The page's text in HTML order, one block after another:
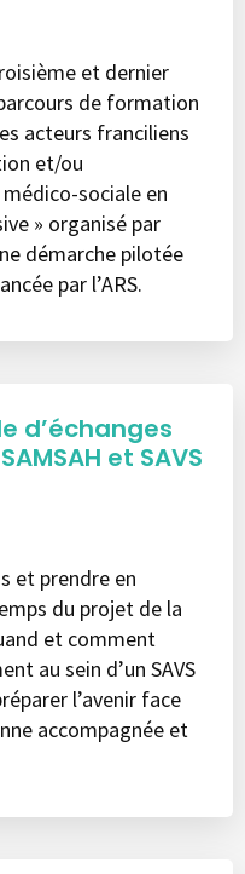
et dernier
de formation
acteurs franciliens
et/ou
sociale en
» organisé par
démarche pilotée
par l’ARS.
d’échanges
et SAVS
et prendre en
du projet de la
et comment
au sein d’un SAVS
l’avenir face
accompagnée et